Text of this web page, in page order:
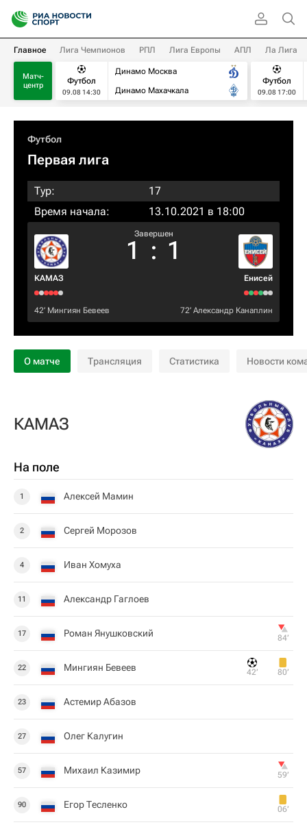
Главное Лига Чемпионов РПЛ Лига Европы АПЛ Ла Лига
Матч-
центр
Футбол
09.08 14:30
Динамо Москва
Динамо Махачкала
Футбол
09.08 17:00
Футбол
Первая лига
Тур:
17
Время начала:
13.10.2021 в 18:00
КАМАЗ
Завершен
1 : 1
Енисей
42‎’‎ Мингиян Бевеев 72‎’‎ Александр Канаплин
О матче Трансляция Статистика Новости
КАМАЗ
На поле
1 Алексей Мамин
2 Сергей Морозов
4 Иван Хомуха
11 Александр Гаглоев
17 Роман Янушковский 84‎’‎
22 Мингиян Бевеев 42‎’‎ 80‎’‎
23 Астемир Абазов
27 Олег Калугин
57 Михаил Казимир 59‎’‎
90 Егор Тесленко 06‎’‎